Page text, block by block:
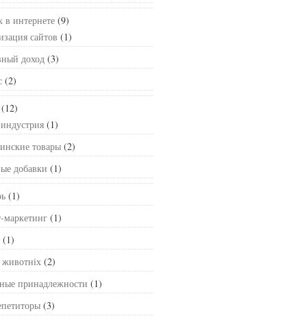
в интернете (9)
сайтов (1)
доход (3)
(2)
(12)
(1)
товары (2)
добавки (1)
(1)
маркетинг (1)
(1)
(2)
принадлежности (1)
(3)